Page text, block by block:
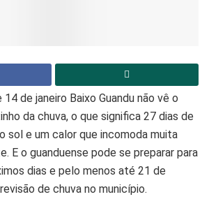
14 de janeiro Baixo Guandu não vê o
da chuva, o que significa 27 dias de
sol e um calor que incomoda muita
E o guanduense pode se preparar para
dias e pelo menos até 21 de
de chuva no município.